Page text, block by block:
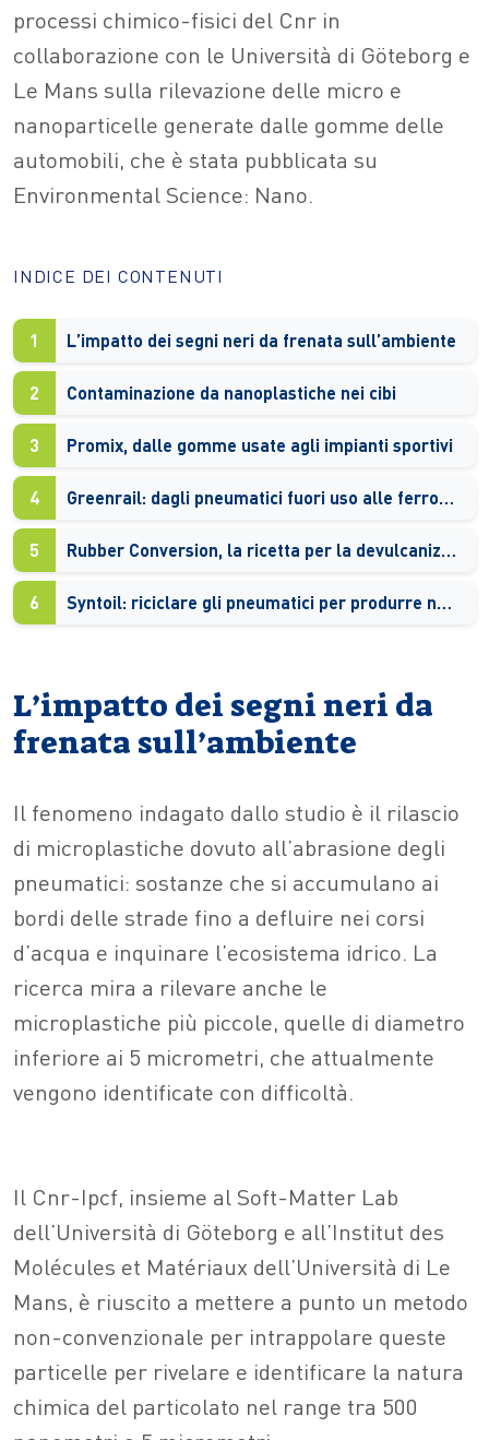
processi chimico-fisici del Cnr in
collaborazione con le Università di Göteborg e
Le Mans sulla rilevazione delle micro e
nanoparticelle generate dalle gomme delle
automobili, che è stata pubblicata su
Environmental Science: Nano.
INDICE DEI CONTENUTI
1 L’impatto dei segni neri da frenata sull’ambiente
2 Contaminazione da nanoplastiche nei cibi
3 Promix, dalle gomme usate agli impianti sportivi
4 Greenrail: dagli pneumatici fuori uso alle ferrovie hi-tech
5 Rubber Conversion, la ricetta per la devulcanizzazione delle gomme
6 Syntoil: riciclare gli pneumatici per produrre nuova gomma
L’impatto dei segni neri da
frenata sull’ambiente
Il fenomeno indagato dallo studio è il rilascio
di microplastiche dovuto all’abrasione degli
pneumatici: sostanze che si accumulano ai
bordi delle strade fino a defluire nei corsi
d’acqua e inquinare l’ecosistema idrico. La
ricerca mira a rilevare anche le
microplastiche più piccole, quelle di diametro
inferiore ai 5 micrometri, che attualmente
vengono identificate con difficoltà.
Il Cnr-Ipcf, insieme al Soft-Matter Lab
dell’Università di Göteborg e all’Institut des
Molécules et Matériaux dell’Università di Le
Mans, è riuscito a mettere a punto un metodo
non-convenzionale per intrappolare queste
particelle per rivelare e identificare la natura
chimica del particolato nel range tra 500